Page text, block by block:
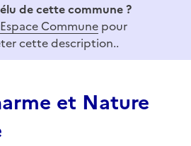
de cette commune ?
Commune pour
cette description..
et Nature